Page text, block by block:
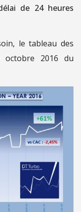
de 24 heures
le tableau des
octobre 2016 du